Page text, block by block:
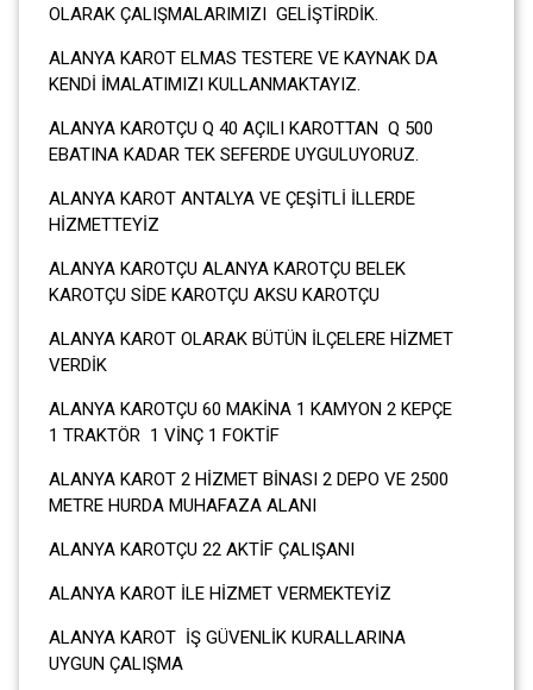
OLARAK ÇALIŞMALARIMIZI GELİŞTİRDİK.
ALANYA KAROT ELMAS TESTERE VE KAYNAK DA
KENDİ İMALATIMIZI KULLANMAKTAYIZ.
ALANYA KAROTÇU Q 40 AÇILI KAROTTAN Q 500
EBATINA KADAR TEK SEFERDE UYGULUYORUZ.
ALANYA KAROT ANTALYA VE ÇEŞİTLİ İLLERDE
HİZMETTEYİZ
ALANYA KAROTÇU ALANYA KAROTÇU BELEK
KAROTÇU SİDE KAROTÇU AKSU KAROTÇU
ALANYA KAROT OLARAK BÜTÜN İLÇELERE HİZMET
VERDİK
ALANYA KAROTÇU 60 MAKİNA 1 KAMYON 2 KEPÇE
1 TRAKTÖR 1 VİNÇ 1 FOKTİF
ALANYA KAROT 2 HİZMET BİNASI 2 DEPO VE 2500
METRE HURDA MUHAFAZA ALANI
ALANYA KAROTÇU 22 AKTİF ÇALIŞANI
ALANYA KAROT İLE HİZMET VERMEKTEYİZ
ALANYA KAROT İŞ GÜVENLİK KURALLARINA
UYGUN ÇALIŞMA